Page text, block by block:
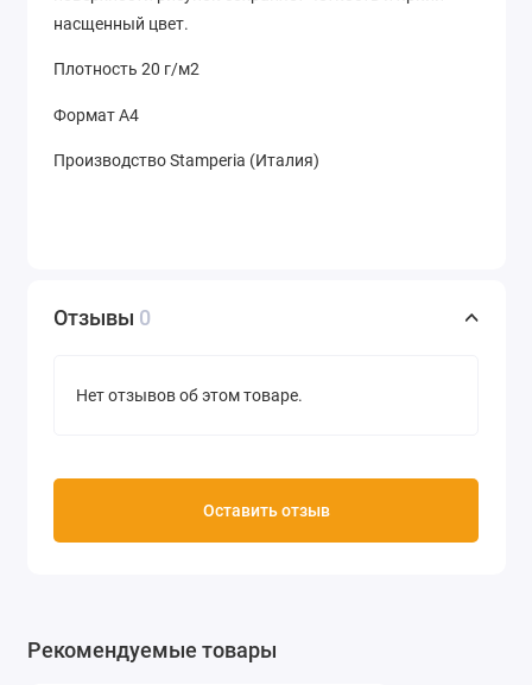
насщенный цвет.
Плотность 20 г/м2
Формат А4
Производство Stamperia (Италия)
Отзывы 0
Нет отзывов об этом товаре.
Оставить отзыв
Рекомендуемые товары